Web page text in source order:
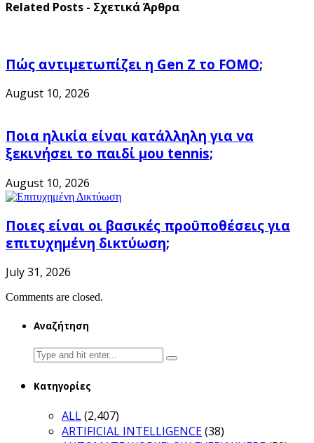
Related Posts - Σχετικά Άρθρα
Πώς αντιμετωπίζει η Gen Z το FOMO;
August 10, 2026
Ποια ηλικία είναι κατάλληλη για να
ξεκινήσει το παιδί μου tennis;
August 10, 2026
Ποιες είναι οι βασικές προϋποθέσεις για
επιτυχημένη δικτύωση;
July 31, 2026
Comments are closed.
Αναζήτηση
Search
for:
Κατηγορίες
ALL(2,407)
ARTIFICIAL INTELLIGENCE(38)